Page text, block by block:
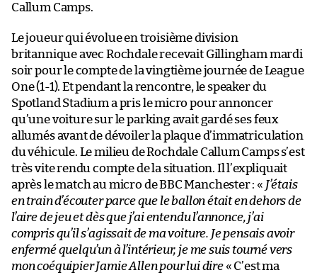
Callum Camps.
Le joueur qui évolue en troisième division
britannique avec Rochdale recevait Gillingham mardi
soir pour le compte de la vingtième journée de League
One (1-1). Et pendant la rencontre, le speaker du
Spotland Stadium a pris le micro pour annoncer
qu’une voiture sur le parking avait gardé ses feux
allumés avant de dévoiler la plaque d’immatriculation
du véhicule. Le milieu de Rochdale Callum Camps s’est
très vite rendu compte de la situation. Il l’expliquait
après le match au micro de BBC Manchester : « J’étais
en train d’écouter parce que le ballon était en dehors de
l’aire de jeu et dès que j’ai entendu l’annonce, j’ai
compris qu’il s’agissait de ma voiture. Je pensais avoir
enfermé quelqu’un à l’intérieur, je me suis tourné vers
mon coéquipier Jamie Allen pour lui dire« C’est ma